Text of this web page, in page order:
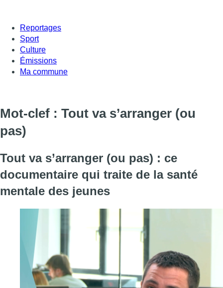
Reportages
Sport
Culture
Émissions
Ma commune
Mot-clef : Tout va s’arranger (ou
pas)
Tout va s’arranger (ou pas) : ce
documentaire qui traite de la santé
mentale des jeunes